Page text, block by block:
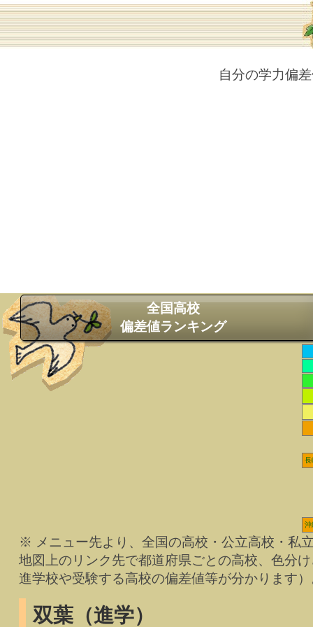
自分の学力偏
全国高校
偏差値ランキング
長
沖
※ メニュー先より、全国の高校・公立高校・私
地図上のリンク先で都道府県ごとの高校、色分
進学校や受験する高校の偏差値等が分かります
双葉（進学）